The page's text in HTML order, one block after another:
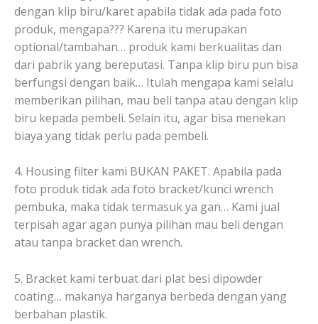
dengan klip biru/karet apabila tidak ada pada foto
produk, mengapa??? Karena itu merupakan
optional/tambahan… produk kami berkualitas dan
dari pabrik yang bereputasi. Tanpa klip biru pun bisa
berfungsi dengan baik… Itulah mengapa kami selalu
memberikan pilihan, mau beli tanpa atau dengan klip
biru kepada pembeli. Selain itu, agar bisa menekan
biaya yang tidak perlu pada pembeli.
4. Housing filter kami BUKAN PAKET. Apabila pada
foto produk tidak ada foto bracket/kunci wrench
pembuka, maka tidak termasuk ya gan… Kami jual
terpisah agar agan punya pilihan mau beli dengan
atau tanpa bracket dan wrench.
5. Bracket kami terbuat dari plat besi dipowder
coating… makanya harganya berbeda dengan yang
berbahan plastik.